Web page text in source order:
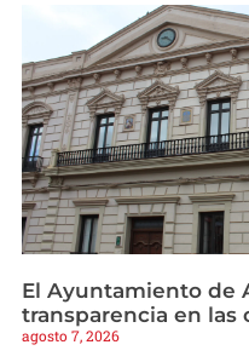
El Ayuntamiento de
transparencia en las
agosto 7, 2026